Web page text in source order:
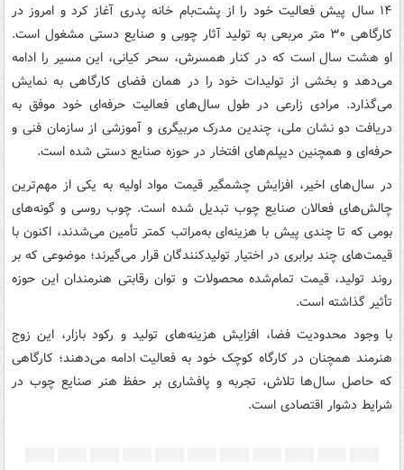
۱۴ سال پیش فعالیت خود را از پشت‌بام خانه پدری آغاز کرد و امروز در
کارگاهی ۳۰ متر مربعی به تولید آثار چوبی و صنایع دستی مشغول است.
او هشت سال است که در کنار همسرش، سحر کیانی، این مسیر را ادامه
می‌دهد و بخشی از تولیدات خود را در همان فضای کارگاهی به نمایش
می‌گذارد. مرادی زارعی در طول سال‌های فعالیت حرفه‌ای خود موفق به
دریافت دو نشان ملی، چندین مدرک مربیگری و آموزشی از سازمان فنی و
حرفه‌ای و همچنین دیپلم‌های افتخار در حوزه صنایع دستی شده است.
در سال‌های اخیر، افزایش چشمگیر قیمت مواد اولیه به یکی از مهم‌ترین
چالش‌های فعالان صنایع چوب تبدیل شده است. چوب روسی و گونه‌های
بومی که تا چندی پیش با هزینه‌ای به‌مراتب کمتر تأمین می‌شدند، اکنون با
قیمت‌های چند برابری در اختیار تولیدکنندگان قرار می‌گیرند؛ موضوعی که بر
روند تولید، قیمت تمام‌شده محصولات و توان رقابتی هنرمندان این حوزه
تأثیر گذاشته است.
با وجود محدودیت فضا، افزایش هزینه‌های تولید و رکود بازار، این زوج
هنرمند همچنان در کارگاه کوچک خود به فعالیت ادامه می‌دهند؛ کارگاهی
که حاصل سال‌ها تلاش، تجربه و پافشاری بر حفظ هنر صنایع چوب در
شرایط دشوار اقتصادی است.